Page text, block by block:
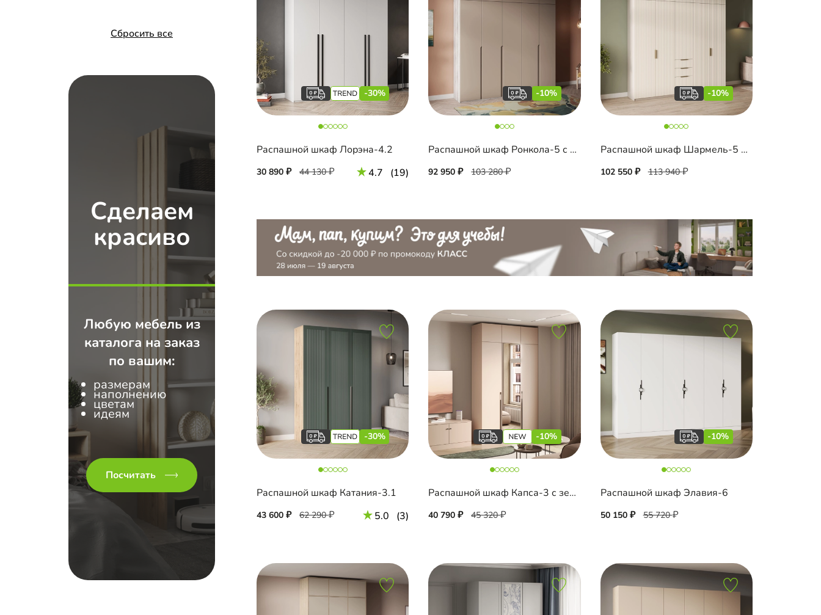
Сбросить все
Сделаем
красиво
Любую мебель из
каталога на заказ
по вашим:
размерам
наполнению
цветам
идеям
Посчитать
-30%
Распашной шкаф Лорэна-4.2
30 890 44 130 4.7 (19)
-10%
Распашной шкаф Ронкола-5 с антресолью
92 950 103 280
-10%
Распашной шкаф Шармель-5 Лайф с ящиками и антресолью
102 550 113 940
-30%
Распашной шкаф Катания-3.1
43 600 62 290 5.0 (3)
-10%
Распашной шкаф Капса-3 с зеркалом и антресолью
40 790 45 320
-10%
Распашной шкаф Элавия-6
50 150 55 720